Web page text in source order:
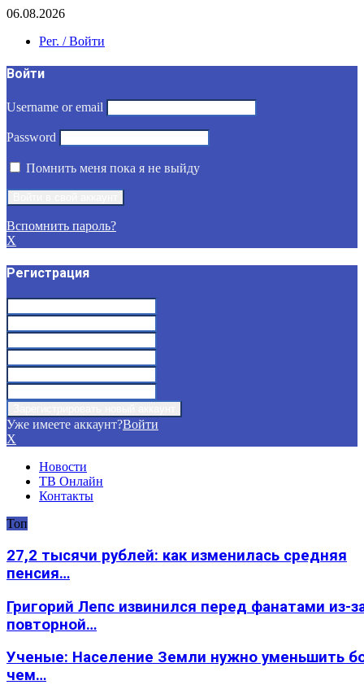
06.08.2026
Рег. / Войти
Войти
Username or email
Password
Помнить меня пока я не выйду
Вспомнить пароль?
X
Регистрация
Уже имеете аккаунт?Войти
X
Новости
ТВ Онлайн
Контакты
Топ
27,2 тысячи рублей: как изменилась средняя
пенсия…
Григорий Лепс извинился перед фанатами из-
повторной…
Ученые: Население Земли нужно уменьшить
чем…